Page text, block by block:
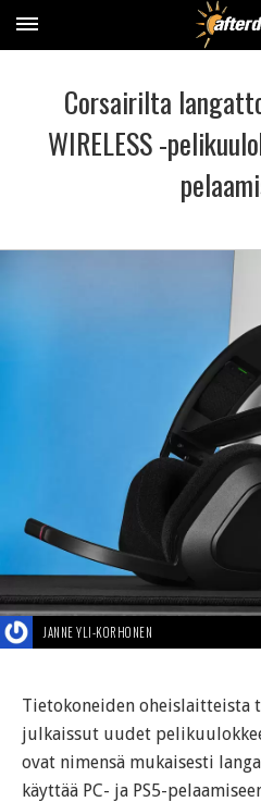
Corsairilta
WIRELESS -
JANNE YLI-KORHONEN
Tietokoneiden oheislaitteista
julkaissut uudet
ovat nimensä mukaisesti
käyttää PC- ja PS5-